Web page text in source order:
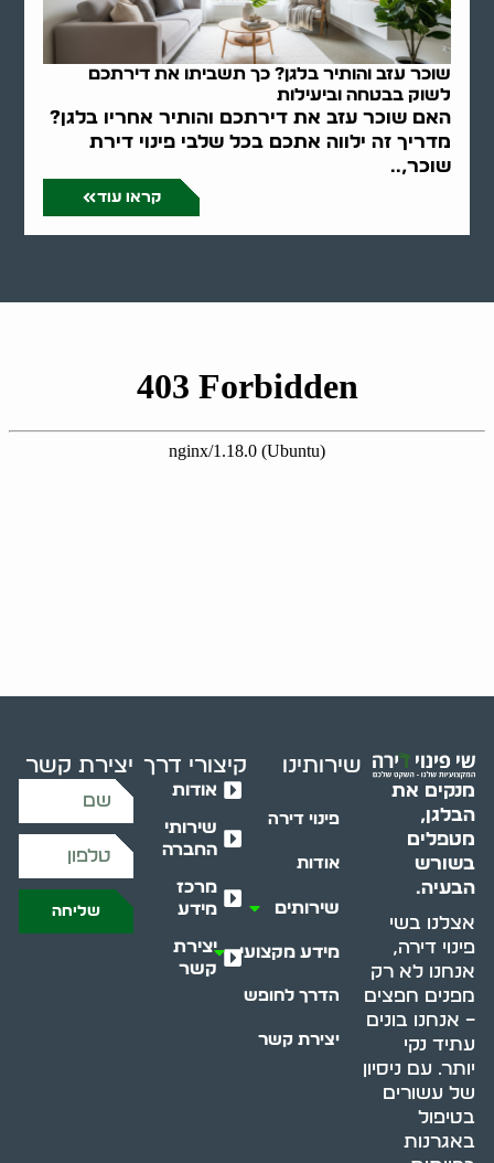
שוכר עזב והותיר בלגן? כך תשביתו את דירתכם
לשוק בבטחה וביעילות
האם שוכר עזב את דירתכם והותיר אחריו בלגן?
מדריך זה ילווה אתכם בכל שלבי פינוי דירת
שוכר,..
קראו עוד
מנקים את
הבלגן,
מטפלים
בשורש
הבעיה.
אצלנו בשי
פינוי דירה,
אנחנו לא רק
מפנים חפצים
– אנחנו בונים
עתיד נקי
יותר. עם ניסיון
של עשורים
בטיפול
באגרנות
שירותינו
פינוי דירה
אודות
שירותים
מידע מקצועי
הדרך לחופש
יצירת קשר
קיצורי דרך
אודות
שירותי
החברה
מרכז
מידע
יצירת
קשר
יצירת קשר
שליחה